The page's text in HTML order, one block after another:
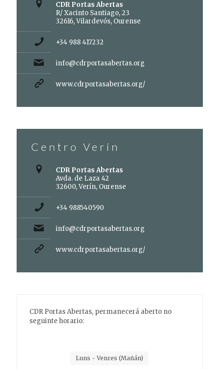
CDR Portas Abertas
R/ Xacinto Santiago, 23
32616, Vilardevós, Ourense
+34 988 417232
info@cdrportasabertas.org
www.cdrportasabertas.org/
Centro Verín
CDR Portas Abertas
Avda. de Laza 42
32600, Verín, Ourense
+34 988540590
info@cdrportasabertas.org
www.cdrportasabertas.org/
CDR Portas Abertas, permanecerá aberto no
seguinte horario:
Luns - Venres (Mañán)